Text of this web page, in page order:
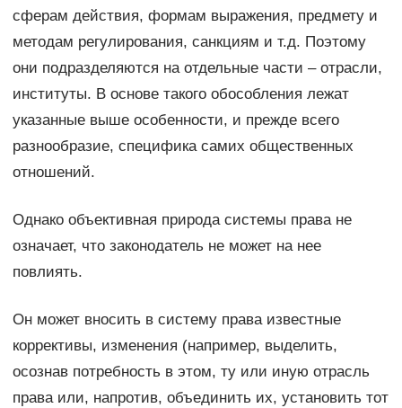
сферам действия, формам выражения, предмету и
методам регулирования, санкциям и т.д. Поэтому
они подразделяются на отдельные части – отрасли,
институты. В основе такого обособления лежат
указанные выше особенности, и прежде всего
разнообразие, специфика самих общественных
отношений.
Однако объективная природа системы права не
означает, что законодатель не может на нее
повлиять.
Он может вносить в систему права известные
коррективы, изменения (например, выделить,
осознав потребность в этом, ту или иную отрасль
права или, напротив, объединить их, установить тот